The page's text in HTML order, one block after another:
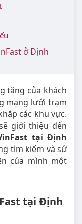
ở Định
tăng của khách
mạng lưới trạm
các khu vực.
giới thiệu đến
tại Định
tìm kiếm và sử
của mình một
tại Định